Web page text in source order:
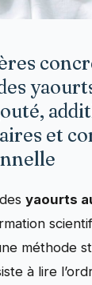
et
yaourts
méthode
à lire